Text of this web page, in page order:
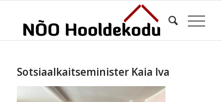
Sotsiaalkaitseminister Kaia Iva